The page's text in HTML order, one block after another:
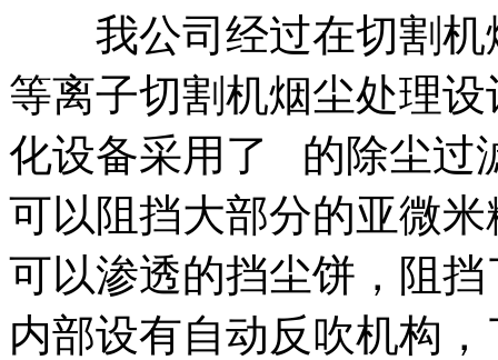
我公司经过在切割机
等离子切割机烟尘处理
化设备采用了 的除尘过
可以阻挡大部分的亚微
可以渗透的挡尘饼，阻
内部设有自动反吹机构